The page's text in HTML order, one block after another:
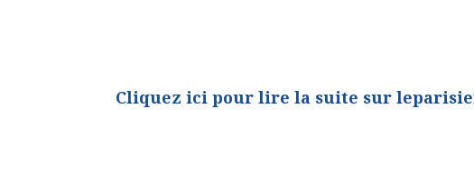
Cliquez ici pour lire la suite sur